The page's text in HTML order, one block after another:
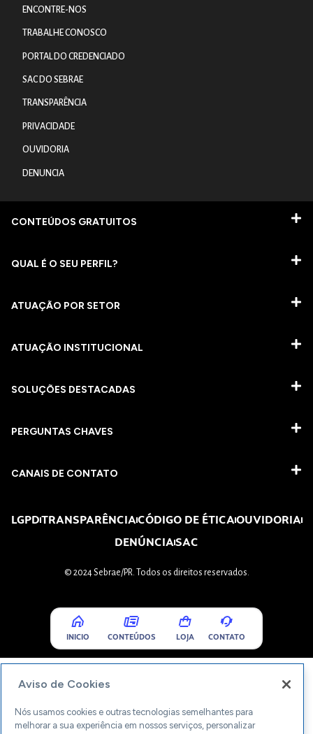
ENCONTRE-NOS
TRABALHE CONOSCO
PORTAL DO CREDENCIADO
SAC DO SEBRAE
TRANSPARÊNCIA
PRIVACIDADE
OUVIDORIA
DENUNCIA
CONTEÚDOS GRATUITOS
QUAL É O SEU PERFIL?
ATUAÇÃO POR SETOR
ATUAÇÃO INSTITUCIONAL
SOLUÇÕES DESTACADAS
PERGUNTAS CHAVES​
CANAIS DE CONTATO
LGPDTRANSPARÊNCIACÓDIGO DE ÉTICAOUVIDORIA
DENÚNCIASAC
© 2024 Sebrae/PR. Todos os direitos reservados.
INICIO CONTEÚDOS LOJA CONTATO
Aviso de Cookies
Nós usamos cookies e outras tecnologias semelhantes para
melhorar a sua experiência em nossos serviços, personalizar